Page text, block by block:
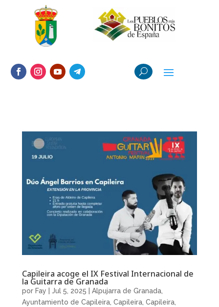
Capileira acoge el IX Festival Internacional de
la Guitarra de Granada
por Fay Jul 5, 2025 Alpujarra de Granada,
Ayuntamiento de Capileira, Capileira, Capileira,